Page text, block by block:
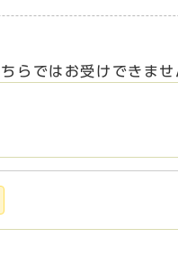
らではお受けできま